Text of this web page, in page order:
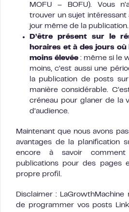
MOFU – BOFU). Vous
trouver un sujet
jour même de la publication.
D’être présent sur le
horaires et à des jours
moins élevée : même si le
moins, c’est aussi une
la publication de posts
manière considérable.
créneau pour glaner de la
d’audience.
Maintenant que nous avons
avantages de la planification
encore à savoir comment
publications pour des pages
propre profil.
Disclaimer :
de programmer vos posts